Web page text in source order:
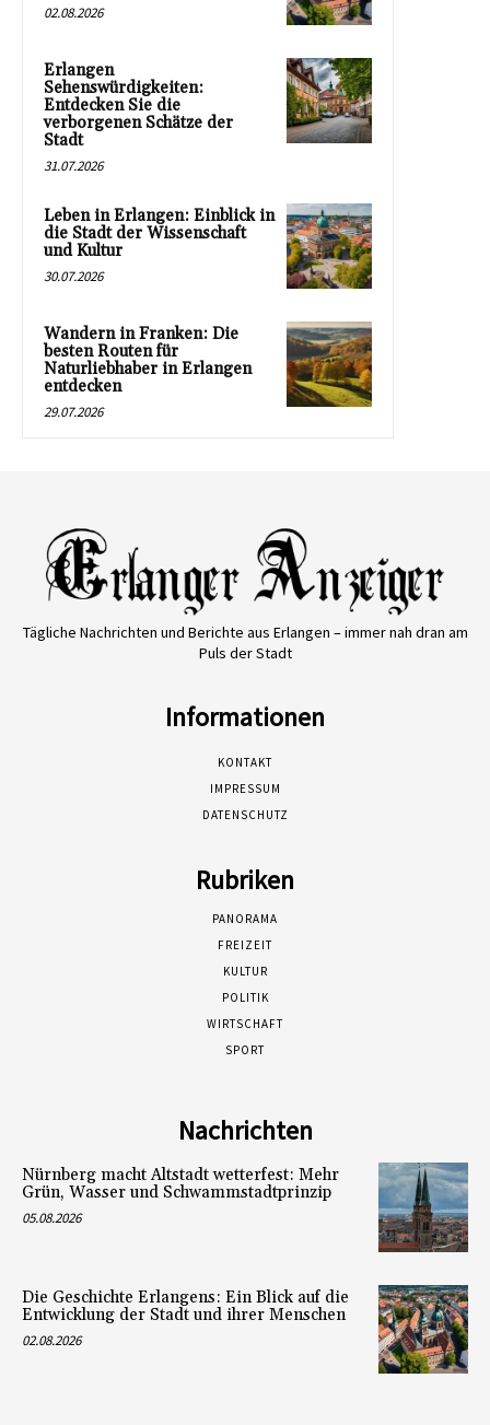
02.08.2026
Erlangen
Sehenswürdigkeiten:
Entdecken Sie die
verborgenen Schätze der
Stadt
31.07.2026
Leben in Erlangen: Einblick in
die Stadt der Wissenschaft
und Kultur
30.07.2026
Wandern in Franken: Die
besten Routen für
Naturliebhaber in Erlangen
entdecken
29.07.2026
Tägliche Nachrichten und Berichte aus Erlangen – immer nah dran am
Puls der Stadt
Informationen
KONTAKT
IMPRESSUM
DATENSCHUTZ
Rubriken
PANORAMA
FREIZEIT
KULTUR
POLITIK
WIRTSCHAFT
SPORT
Nachrichten
Nürnberg macht Altstadt wetterfest: Mehr
Grün, Wasser und Schwammstadtprinzip
05.08.2026
Die Geschichte Erlangens: Ein Blick auf die
Entwicklung der Stadt und ihrer Menschen
02.08.2026